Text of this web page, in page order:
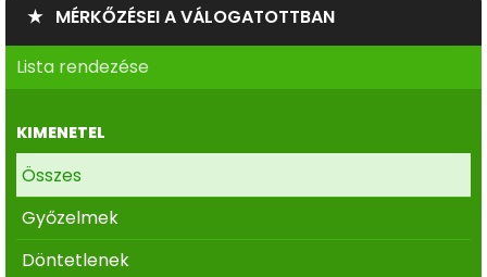
★ MÉRKŐZÉSEI A VÁLOGATOTTBAN
Lista rendezése
KIMENETEL
Összes
Győzelmek
Döntetlenek